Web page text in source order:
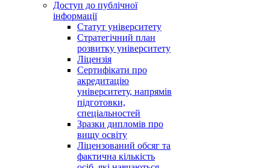
Доступ до публічної
інформації
Статут університету
Стратегічний план
розвитку університету
Ліцензія
Сертифікати про
акредитацію
університету, напрямів
підготовки,
спеціальностей
Зразки дипломів про
вищу освіту
Ліцензований обсяг та
фактична кількість